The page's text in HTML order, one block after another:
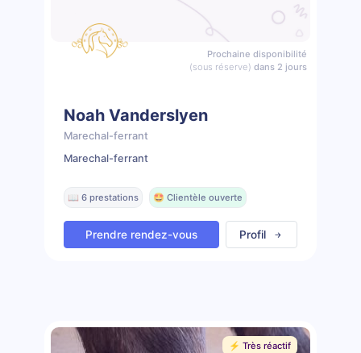
Prochaine disponibilité
(sous réserve) dans 2 jours
Noah Vanderslyen
Marechal-ferrant
Marechal-ferrant
📖 6 prestations 🤩 Clientèle ouverte
Prendre rendez-vous Profil
⚡️ Très réactif